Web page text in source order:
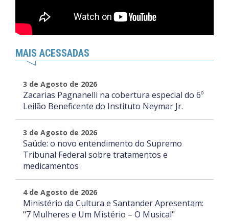
MAIS ACESSADAS
3 de Agosto de 2026
Zacarias Pagnanelli na cobertura especial do 6º
Leilão Beneficente do Instituto Neymar Jr.
3 de Agosto de 2026
Saúde: o novo entendimento do Supremo
Tribunal Federal sobre tratamentos e
medicamentos
4 de Agosto de 2026
Ministério da Cultura e Santander Apresentam:
"7 Mulheres e Um Mistério – O Musical"